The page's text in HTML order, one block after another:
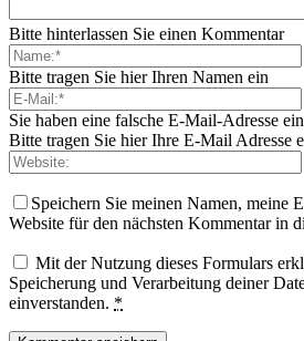
Bitte hinterlassen Sie einen Kommentar
Bitte tragen Sie hier Ihren Namen ein
Sie haben eine falsche E-Mail-Adresse
Bitte tragen Sie hier Ihre E-Mail Adresse
Speichern Sie meinen Namen, meine
Website für den nächsten Kommentar in
Mit der Nutzung dieses Formulars
Speicherung und Verarbeitung deiner
einverstanden. *